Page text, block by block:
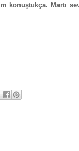
konuştukça. Martı